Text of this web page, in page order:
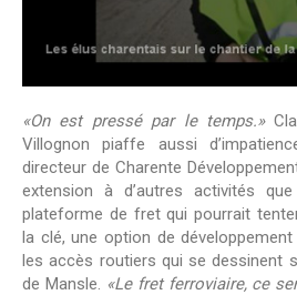
«On est pressé par le temps.»
Villognon piaffe aussi
directeur de Charente
extension à d’autres activités que
plateforme de fret qui pourrait
la clé, une option de
les accès routiers qui se dessinent
de Mansle. «Le fret ferroviaire, ce